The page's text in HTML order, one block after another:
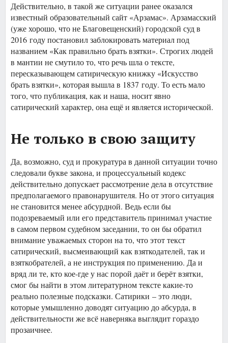
Действительно, в такой же ситуации ранее оказался
известный образовательный сайт «Арзамас». Арзамасский
(уже хорошо, что не Благовещенский) городской суд в
2016 году постановил заблокировать материал под
названием «Как правильно брать взятки». Строгих людей
в мантии не смутило то, что речь шла о тексте,
пересказывающем сатирическую книжку «Искусство
брать взятки», которая вышла в 1837 году. То есть мало
того, что публикация, как и наша, носит явно
сатирический характер, она ещё и является исторической.
Не только в свою защиту
Да, возможно, суд и прокуратура в данной ситуации точно
следовали букве закона, и процессуальный кодекс
действительно допускает рассмотрение дела в отсутствие
предполагаемого правонарушителя. Но от этого ситуация
не становится менее абсурдной. Ведь если бы
подозреваемый или его представитель принимал участие
в самом первом судебном заседании, то он бы обратил
внимание уважаемых сторон на то, что этот текст
сатирический, высмеивающий как взяткодателей, так и
взяткобрателей, а не инструкция по применению. Да и
вряд ли те, кто кое-где у нас порой даёт и берёт взятки,
смог бы найти в этом литературном тексте какие-то
реально полезные подсказки. Сатирики – это люди,
которые умышленно доводят ситуацию до абсурда, в
действительности же всё наверняка выглядит гораздо
прозаичнее.